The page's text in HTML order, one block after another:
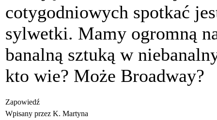
cotygodniowych spotkać
sylwetki. Mamy ogromną
banalną sztuką w
kto wie? Może Broadway?
Zapowiedź
Wpisany przez K. Martyna